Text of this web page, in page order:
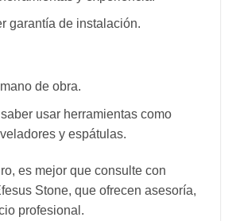
garantía de instalación.
de obra.
usar herramientas como
y espátulas.
es mejor que consulte con
Stone, que ofrecen asesoría,
profesional.